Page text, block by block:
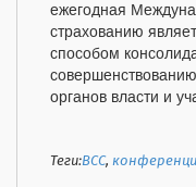
ежегодная
страхованию
способом
органов власти и
Теги:ВСС,